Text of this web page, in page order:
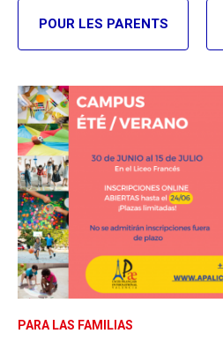
POUR LES PARENTS
PARA LAS FAMILIAS